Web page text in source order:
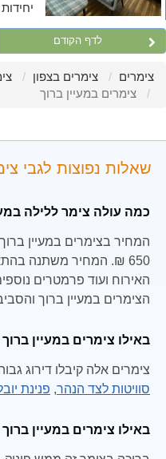
יחידות
לדף הקודם
צימרים צימרים בצפון
צימרים במעיין ברוך
שאלות נפוצות לגבי
כמה עולה צימר ללילה
650 ₪. המחיר משתנה
האירוח ועוד פרמטרים
הצימרים במעיין ברוך
באילו צימרים במעיין
צימרים אלה קיבלו דירוג
סוויטות לצד הנהר, פנינת
באילו צימרים במעיין